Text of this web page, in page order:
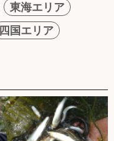
東海エリア
四国エリア